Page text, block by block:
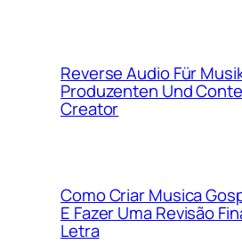
Reverse Audio Für
Produzenten Und
Creator
Como Criar Musica
E Fazer Uma Revisão
Letra